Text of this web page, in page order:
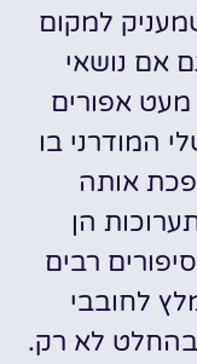
למקום
אם נושאי
אפורים
המודרני בו
אותה
הן
רבים
לחובבי
בהחלט לא רק.